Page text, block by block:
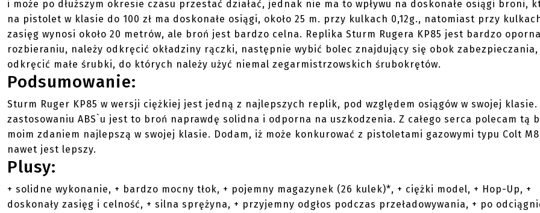
i może po dłuższym okresie czasu przestać działać, jednak nie ma to wpływu na doskonałe osiągi broni,
na pistolet w klasie do 100 zł ma doskonałe osiągi, około 25 m. przy kulkach 0,12g., natomiast przy
zasięg wynosi około 20 metrów, ale broń jest bardzo celna. Replika Sturm Rugera KP85 jest bardzo
rozbieraniu, należy odkręcić okładziny rączki, następnie wybić bolec znajdujący się obok
odkręcić małe śrubki, do których należy użyć niemal zegarmistrzowskich śrubokrętów.
Podsumowanie:
Sturm Ruger KP85 w wersji ciężkiej jest jedną z najlepszych replik, pod względem osiągów w swojej klasie.
zastosowaniu ABS`u jest to broń naprawdę solidna i odporna na uszkodzenia. Z całego serca polecam tą
moim zdaniem najlepszą w swojej klasie. Dodam, iż może konkurować z pistoletami gazowymi typu Colt
nawet jest lepszy.
Plusy:
+ solidne wykonanie, + bardzo mocny tłok, + pojemny magazynek (26 kulek)*, + ciężki model, + Hop-Up, +
doskonały zasięg i celność, + silna sprężyna, + przyjemny odgłos podczas przeładowywania, + po